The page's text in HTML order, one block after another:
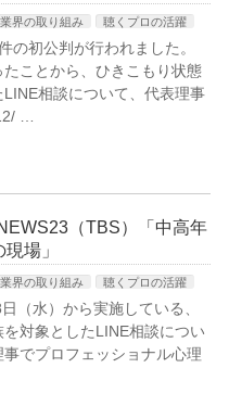
界の取り組み 聴くプロの活躍
の初公判が行われました。
たことから、ひきこもり状態
相談について、代表理事
…
（TBS）「中高年
場」
界の取り組み 聴くプロの活躍
（水）から実施している、
対象としたLINE相談につい
でプロフェッショナル心理